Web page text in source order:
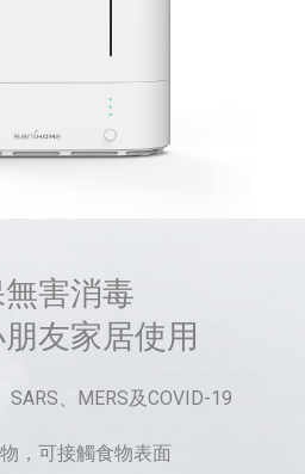
害消毒
友家居使用
SARS、MERS及COVID-19
，可接觸食物表面